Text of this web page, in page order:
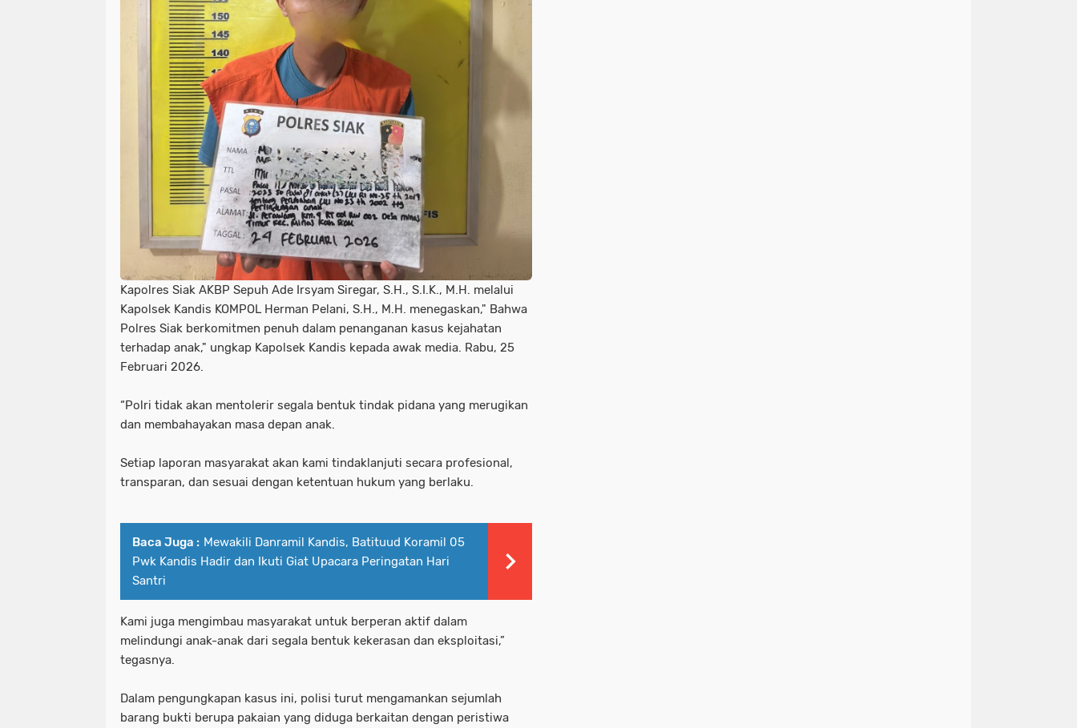
Kapolres Siak AKBP Sepuh Ade Irsyam Siregar, S.H., S.I.K., M.H. melalui
Kapolsek Kandis KOMPOL Herman Pelani, S.H., M.H. menegaskan," Bahwa
Polres Siak berkomitmen penuh dalam penanganan kasus kejahatan
terhadap anak," ungkap Kapolsek Kandis kepada awak media. Rabu, 25
Februari 2026.
“Polri tidak akan mentolerir segala bentuk tindak pidana yang merugikan
dan membahayakan masa depan anak.
Setiap laporan masyarakat akan kami tindaklanjuti secara profesional,
transparan, dan sesuai dengan ketentuan hukum yang berlaku.
Baca Juga : Mewakili Danramil Kandis, Batituud Koramil 05
Pwk Kandis Hadir dan Ikuti Giat Upacara Peringatan Hari
Santri
Kami juga mengimbau masyarakat untuk berperan aktif dalam
melindungi anak-anak dari segala bentuk kekerasan dan eksploitasi,”
tegasnya.
Dalam pengungkapan kasus ini, polisi turut mengamankan sejumlah
barang bukti berupa pakaian yang diduga berkaitan dengan peristiwa